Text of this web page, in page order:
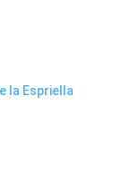
la Espriella